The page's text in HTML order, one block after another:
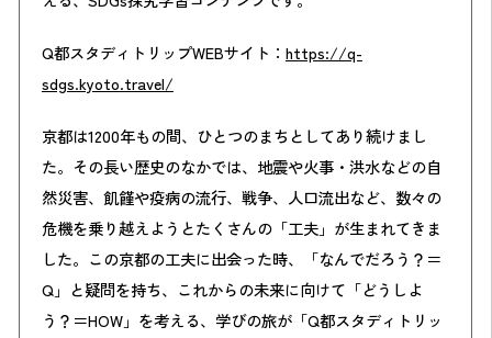
Q都スタディトリップWEBサイト： https://q-
sdgs.kyoto.travel/
京都は1200年もの間、ひとつのまちとしてあり続けまし
た。その長い歴史のなかでは、地震や火事・洪水などの自
然災害、飢饉や疫病の流行、戦争、人口流出など、数々の
危機を乗り越えようとたくさんの「工夫」が生まれてきま
した。この京都の工夫に出会った時、「なんでだろう？＝
Q」と疑問を持ち、これからの未来に向けて「どうしよ
う？＝HOW」を考える、学びの旅が「Q都スタディトリッ